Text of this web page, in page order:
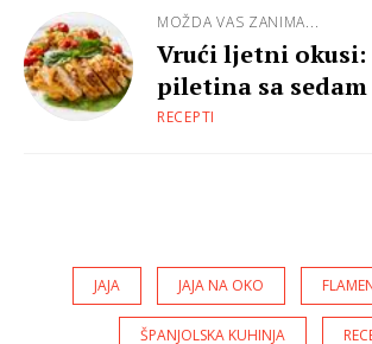
MOŽDA VAS ZANIMA...
Vrući ljetni okusi:
piletina sa
RECEPTI
JAJA JAJA NA OKO
ŠPANJOLSKA KUHINJA